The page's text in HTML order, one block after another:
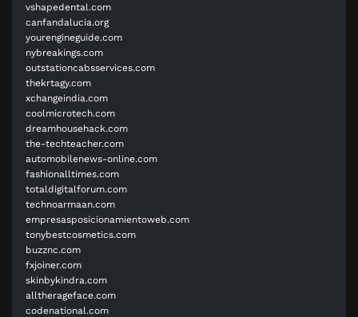
vshapedental.com
canfandalucia.org
yourengineguide.com
nybreakings.com
outstationcabsservices.com
thekrtagy.com
xchangeindia.com
coolmicrotech.com
dreamhousehack.com
the-techteacher.com
automobilenews-online.com
fashionalltimes.com
totaldigitalforum.com
technoarmaan.com
empresasposicionamientoweb.com
tonybestcosmetics.com
buzznc.com
fxjoiner.com
skinbykindra.com
alltherageface.com
codenational.com